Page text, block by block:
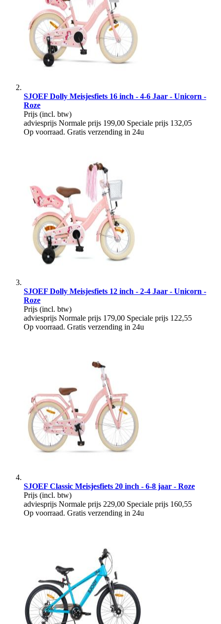
SJOEF Dolly Meisjesfiets 16 inch - 4-6 Jaar - Unicorn -
Roze
Prijs (incl. btw)
adviesprijs Normale prijs 199,00 Speciale prijs 132,05
Op voorraad. Gratis verzending in 24u
SJOEF Dolly Meisjesfiets 12 inch - 2-4 Jaar - Unicorn -
Roze
Prijs (incl. btw)
adviesprijs Normale prijs 179,00 Speciale prijs 122,55
Op voorraad. Gratis verzending in 24u
SJOEF Classic Meisjesfiets 20 inch - 6-8 jaar - Roze
Prijs (incl. btw)
adviesprijs Normale prijs 229,00 Speciale prijs 160,55
Op voorraad. Gratis verzending in 24u